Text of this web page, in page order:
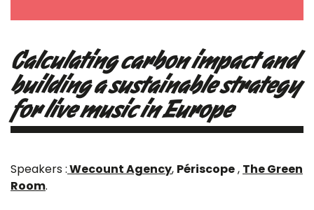
Calculating carbon impact and
building a sustainable strategy
for live music in Europe
Speakers :Wecount Agency, Périscope, The Green
Room.